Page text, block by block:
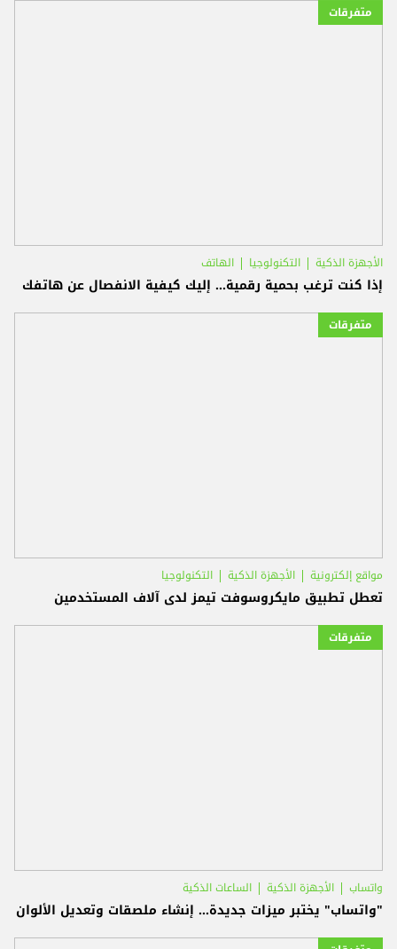
متفرقات
الأجهزة الذكية التكنولوجيا الهاتف
إذا كنت ترغب بحمية رقمية... إليك كيفية الانفصال عن هاتفك‎
متفرقات
مواقع إلكترونية الأجهزة الذكية التكنولوجيا
تعطل تطبيق مايكروسوفت تيمز لدى آلاف المستخدمين
متفرقات
واتساب الأجهزة الذكية الساعات الذكية
"واتساب" يختبر ميزات جديدة... إنشاء ملصقات وتعديل الألوان